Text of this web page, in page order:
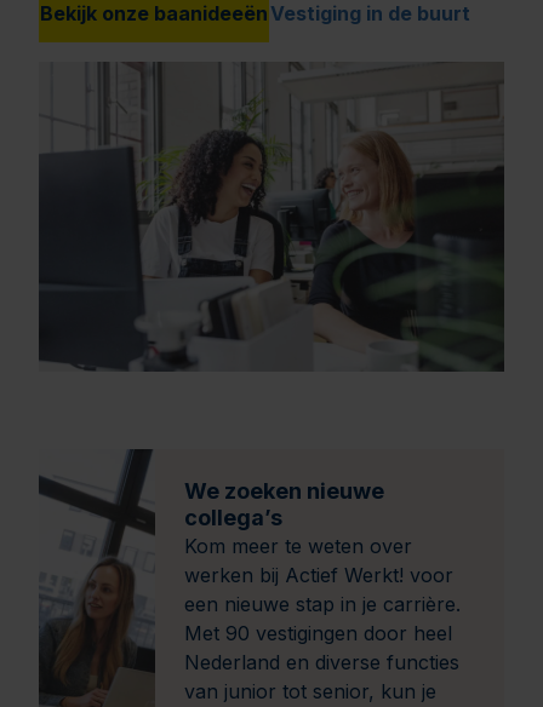
Bekijk onze baanideeën Vestiging in de buurt
We zoeken nieuwe
collega’s
Kom meer te weten over
werken bij Actief Werkt! voor
een nieuwe stap in je carrière.
Met 90 vestigingen door heel
Nederland en diverse functies
van junior tot senior, kun je